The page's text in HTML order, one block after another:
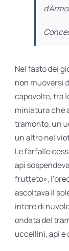
Nel fasto dei
non muoversi
capovolte, tra
miniatura che
tramonto, un
un altro nel
Le farfalle
api
frutteto»,
ascoltava il
intere di
ondata del
uccellini, api e